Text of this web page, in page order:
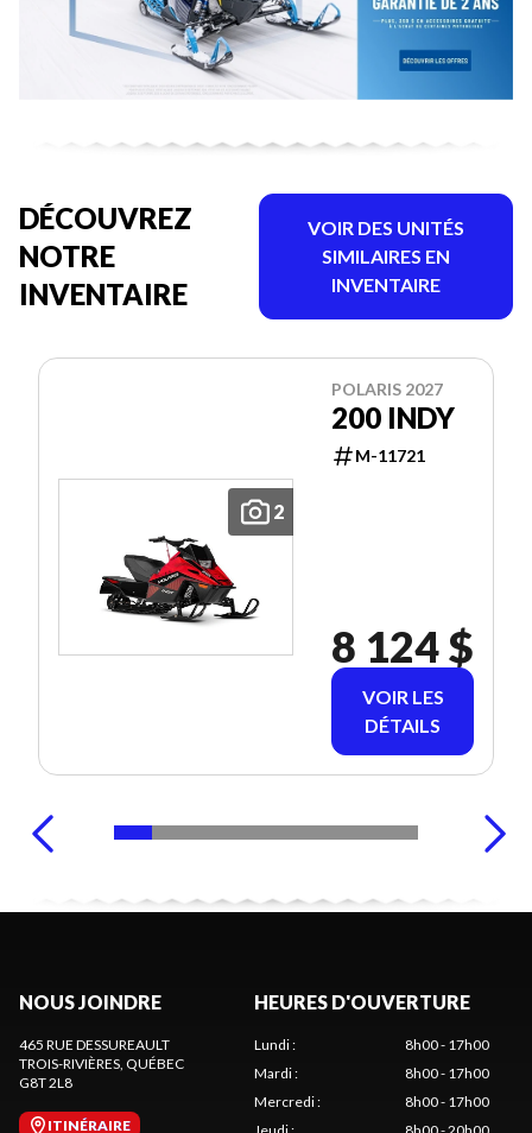
DÉCOUVREZ
NOTRE
INVENTAIRE
VOIR DES UNITÉS
SIMILAIRES EN
INVENTAIRE
2
POLARIS 2027
200 INDY
M-11721
8 124 $
VOIR LES
DÉTAILS
NOUS JOINDRE
465 RUE DESSUREAULT
TROIS-RIVIÈRES, QUÉBEC
G8T 2L8
ITINÉRAIRE
HEURES D'OUVERTURE
Lundi:
8h00 - 17h00
Mardi:
8h00 - 17h00
Mercredi:
8h00 - 17h00